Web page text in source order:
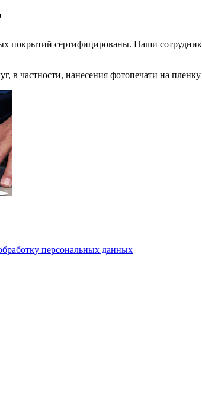
покрытий сертифицированы. Наши
в частности, нанесения фотопечати на
персональных данных